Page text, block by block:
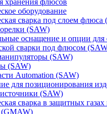
хранения флюсов
оборудование
сварка под слоем флюса
(SAW)
оснащение и опции для
сварки под флюсом
(SAW)
(SAW)
Automation (SAW)
для позиционирования
(SAW)
сварка в защитных
(GMAW)